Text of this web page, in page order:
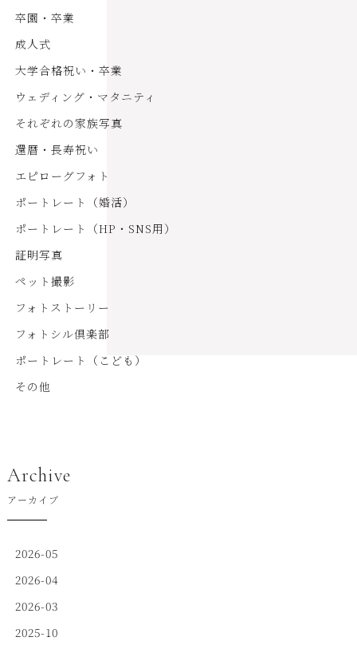
卒園・卒業
成人式
大学合格祝い・卒業
ウェディング・マタニティ
それぞれの家族写真
還暦・長寿祝い
エピローグフォト
ポートレート（婚活）
ポートレート（HP・SNS用）
証明写真
ペット撮影
フォトストーリー
フォトシル倶楽部
ポートレート（こども）
その他
Archive
アーカイブ
2026-05
2026-04
2026-03
2025-10